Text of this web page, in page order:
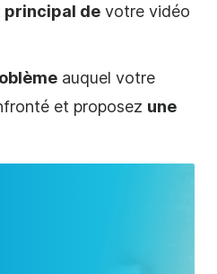
principal de votre vidéo
auquel votre
et proposez une